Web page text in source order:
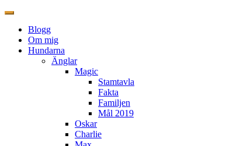
Blogg
Om mig
Hundarna
Änglar
Magic
Stamtavla
Fakta
Familjen
Mål 2019
Oskar
Charlie